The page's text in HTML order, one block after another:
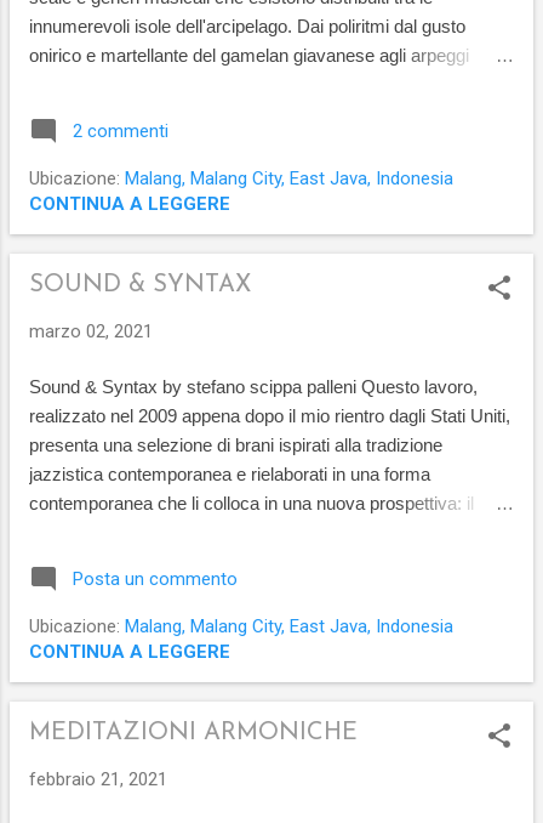
sviluppi futuri e le composizioni all'interno di
questo repertorio saranno pubblicati su
innumerevoli isole dell'arcipelago. Dai poliritmi dal gusto
onirico e martellante del gamelan giavanese agli arpeggi
Gabriel mentre si esibiva indossando un abito tradizionale
fuori da un centro commerciale circa un anno fa. Nonostante
la sua giovane età si presenta già come un musicista
sensibile e gran parte del suo impegno è rivolto a mantenere
viva la tradizione del Borneo, la sua terra nativa. Oggi
abbiamo iniziato una collaborazione costante che fonde
indonesiane ed i loro ritmi tradizionali, gli strumenti moderni e
quelli arcaici del folklore locale, gli elementi della teoria
occidentale con quella orientale. L'o...
2 commenti
Ubicazione: Malang, Malang City, East Java, Indonesia
CONTINUA A LEGGERE
SOUND & SYNTAX
marzo 02, 2021
Sound & Syntax by stefano scippa palleni Questo lavoro,
realizzato nel 2009 appena dopo il mio rientro dagli Stati Uniti,
presenta una selezione di brani ispirati alla tradizione
jazzistica contemporanea e rielaborati in una forma
contemporanea che li colloca in una nuova prospettiva: il
Davis fino a Ornette Coleman, rileggendo alcuni classici del
songbook americano. Non mancano composizioni originali
costruite su forme politonali. Accompagnato da musicisti di
grande esperienza il senso lirico domina su tutto, andando a
disegnare spazi di ampio respiro in bilico su strutture di
grande energia propulsiva. La formazione del trio priva di
progressioni armoniche sottostanti. Pubblicato il 7 agosto
Posta un commento
Ubicazione: Malang, Malang City, East Java, Indonesia
CONTINUA A LEGGERE
MEDITAZIONI ARMONICHE
febbraio 21, 2021